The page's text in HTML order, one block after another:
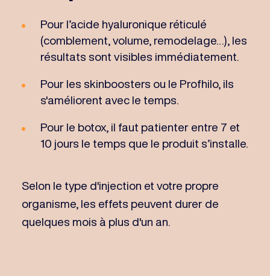
Pour l’acide hyaluronique réticulé
(comblement, volume, remodelage…), les
résultats sont visibles immédiatement.
Pour les skinboosters ou le Profhilo, ils
s'améliorent avec le temps.
Pour le botox, il faut patienter entre 7 et
10 jours le temps que le produit s’installe.
Selon le type d'injection et votre propre
organisme, les effets peuvent durer de
quelques mois à plus d'un an.